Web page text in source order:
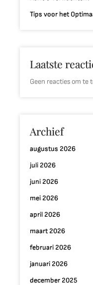
Tips voor het
Laatste
Geen reacties om te
Archief
augustus 2026
juli 2026
juni 2026
mei 2026
april 2026
maart 2026
februari 2026
januari 2026
december 2025